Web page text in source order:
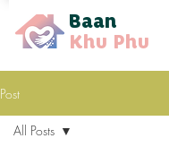
Baan
Khu Phu
Post
All Posts